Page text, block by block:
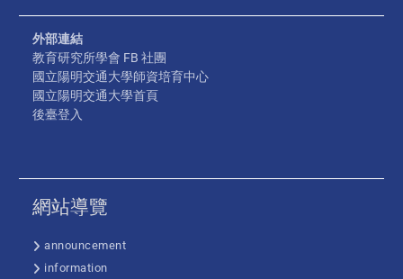
外部連結
教育研究所學會 FB 社團
國立陽明交通大學師資培育中心
國立陽明交通大學首頁
後臺登入
網站導覽
announcement
information